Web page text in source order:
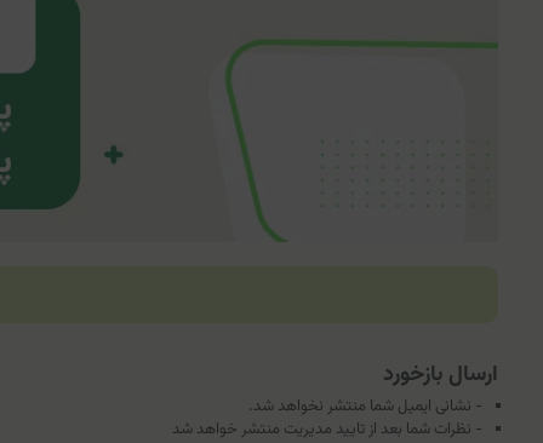
ارسال بازخورد
- نشانی ایمیل شما منتشر نخواهد شد.
- نظرات شما بعد از تایید مدیریت منتشر خواهد شد